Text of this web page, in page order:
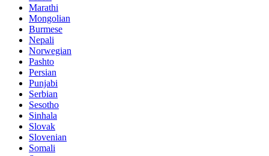
Marathi
Mongolian
Burmese
Nepali
Norwegian
Pashto
Persian
Punjabi
Serbian
Sesotho
Sinhala
Slovak
Slovenian
Somali